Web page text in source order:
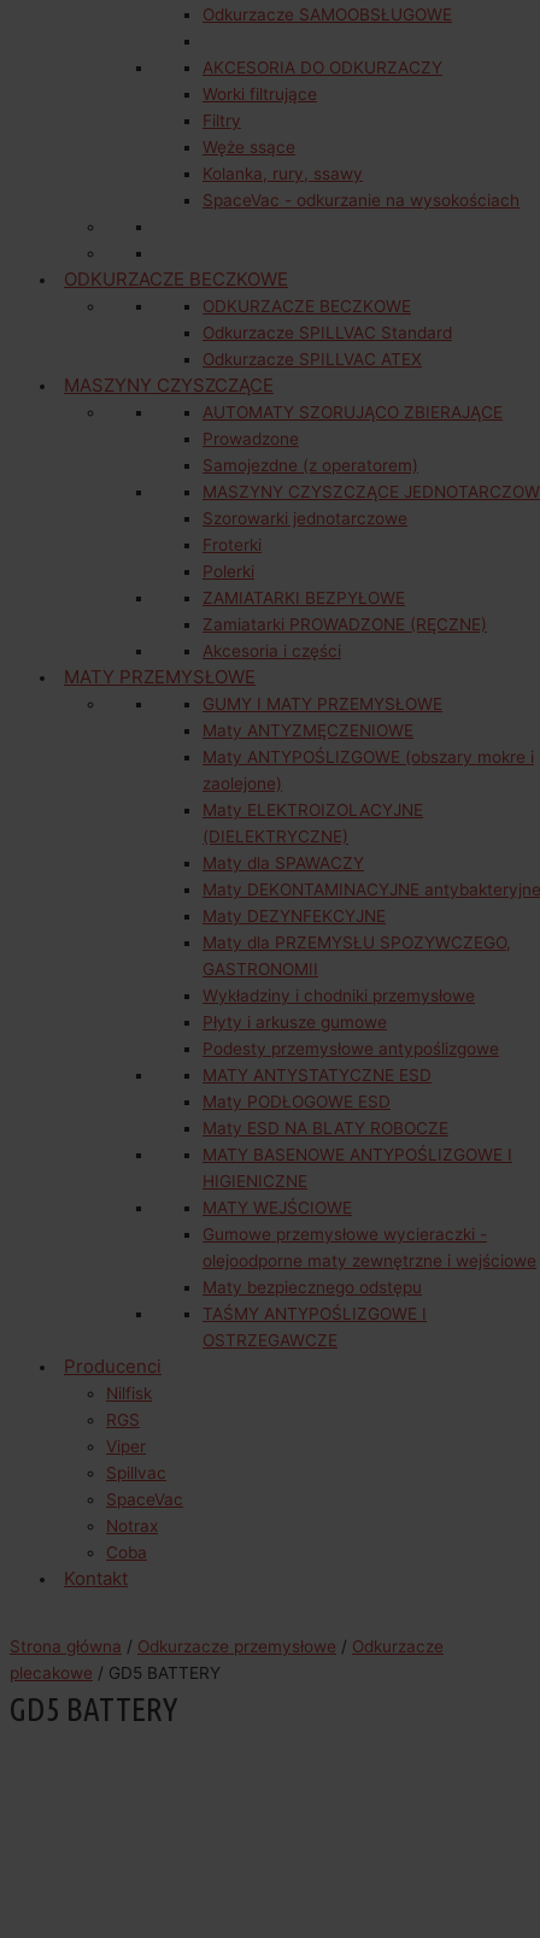
Odkurzacze SAMOOBSŁUGOWE
AKCESORIA DO ODKURZACZY
Worki filtrujące
Filtry
Węże ssące
Kolanka, rury, ssawy
SpaceVac - odkurzanie na wysokościach
ODKURZACZE BECZKOWE
ODKURZACZE BECZKOWE
Odkurzacze SPILLVAC Standard
Odkurzacze SPILLVAC ATEX
MASZYNY CZYSZCZĄCE
AUTOMATY SZORUJĄCO ZBIERAJĄCE
Prowadzone
Samojezdne (z operatorem)
MASZYNY CZYSZCZĄCE
Szorowarki jednotarczowe
Froterki
Polerki
ZAMIATARKI BEZPYŁOWE
Zamiatarki PROWADZONE (RĘCZNE)
Akcesoria i części
MATY PRZEMYSŁOWE
GUMY I MATY PRZEMYSŁOWE
Maty ANTYZMĘCZENIOWE
Maty ANTYPOŚLIZGOWE (obszary mokre i
zaolejone)
Maty ELEKTROIZOLACYJNE
(DIELEKTRYCZNE)
Maty dla SPAWACZY
Maty DEKONTAMINACYJNE antybakteryjne
Maty DEZYNFEKCYJNE
Maty dla PRZEMYSŁU SPOZYWCZEGO,
GASTRONOMII
Wykładziny i chodniki przemysłowe
Płyty i arkusze gumowe
Podesty przemysłowe antypoślizgowe
MATY ANTYSTATYCZNE ESD
Maty PODŁOGOWE ESD
Maty ESD NA BLATY ROBOCZE
MATY BASENOWE ANTYPOŚLIZGOWE I
HIGIENICZNE
MATY WEJŚCIOWE
Gumowe przemysłowe wycieraczki -
olejoodporne maty zewnętrzne i wejściowe
Maty bezpiecznego odstępu
TAŚMY ANTYPOŚLIZGOWE I
OSTRZEGAWCZE
Producenci
Nilfisk
RGS
Viper
Spillvac
SpaceVac
Notrax
Coba
Kontakt
Strona główna / Odkurzacze przemysłowe / Odkurzacze
plecakowe / GD5 BATTERY
GD5 BATTERY